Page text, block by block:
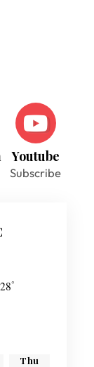
Youtube
Subscribe
28°
Thu